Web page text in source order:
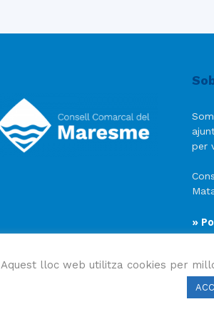
per
»
Aquest lloc web utilitza cookies per